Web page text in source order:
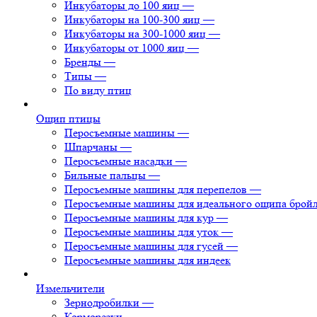
Инкубаторы до 100 яиц —
Инкубаторы на 100-300 яиц —
Инкубаторы на 300-1000 яиц —
Инкубаторы от 1000 яиц —
Бренды —
Типы —
По виду птиц
Ощип птицы
Перосъемные машины —
Шпарчаны —
Перосъемные насадки —
Бильные пальцы —
Перосъемные машины для перепелов —
Перосъемные машины для идеального ощипа
Перосъемные машины для кур —
Перосъемные машины для уток —
Перосъемные машины для гусей —
Перосъемные машины для индеек
Измельчители
Зернодробилки —